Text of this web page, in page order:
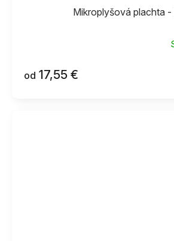
Mikroplyšová plachta -
od 17,55 €